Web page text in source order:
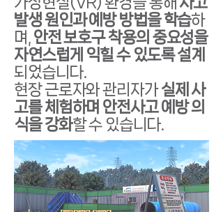
발생 원인과 예방 방법을 학습하
며, 안전 보호구 착용의 중요성을
자연스럽게 익힐 수 있도록 설계
되었습니다.
현장 근로자와 관리자가실제 사
고를 체험하며 안전사고 예방 의
식을 강화할 수 있습니다.